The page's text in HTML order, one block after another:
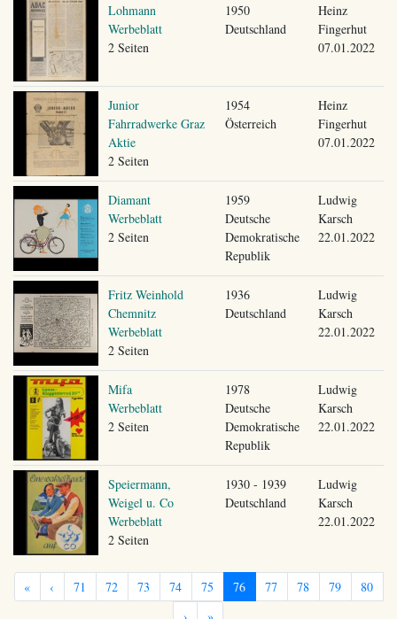
Lohmann
Werbeblatt
2 Seiten
1950
Deutschland
Heinz
Fingerhut
07.01.2022
Junior
Fahrradwerke Graz
Aktie
2 Seiten
1954
Österreich
Heinz
Fingerhut
07.01.2022
Diamant
Werbeblatt
2 Seiten
1959
Deutsche
Demokratische
Republik
Ludwig
Karsch
22.01.2022
Fritz Weinhold
Chemnitz
Werbeblatt
2 Seiten
1936
Deutschland
Ludwig
Karsch
22.01.2022
Mifa
Werbeblatt
2 Seiten
1978
Deutsche
Demokratische
Republik
Ludwig
Karsch
22.01.2022
Speiermann,
Weigel u. Co
Werbeblatt
2 Seiten
1930 - 1939
Deutschland
Ludwig
Karsch
22.01.2022
« ‹ 71 72 73 74 75 76 77 78 79
80
›
»